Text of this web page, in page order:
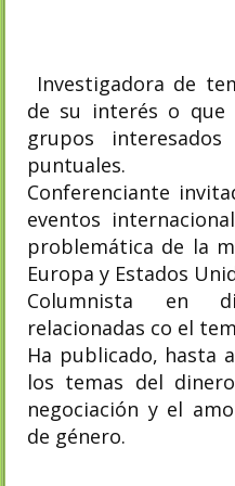
Investigadora de
de su interés o
grupos
puntuales.
Conferenciante
eventos
problemática de la
Europa y Estados
Columnista en
relacionadas co el
Ha publicado, hasta
los temas del
negociación y el
de género.